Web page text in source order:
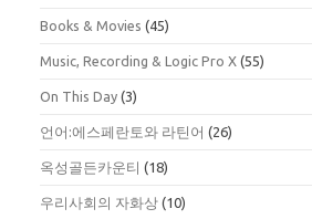
Books & Movies (45)
Music, Recording & Logic Pro X (55)
On This Day (3)
언어:에스페란토와 라틴어 (26)
옥성골든카운티 (18)
우리사회의 자화상 (10)